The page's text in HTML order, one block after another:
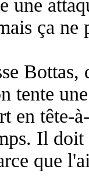
une
ça ne
tente
en tête-
Il
que